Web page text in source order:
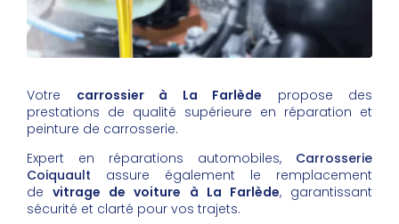
Votre carrossier à La Farlède propose des
prestations de qualité supérieure en réparation et
peinture de carrosserie.
Expert en réparations automobiles, Carrosserie
Coiquault assure également le remplacement
devitrage de voiture à La Farlède, garantissant
sécurité et clarté pour vos trajets.